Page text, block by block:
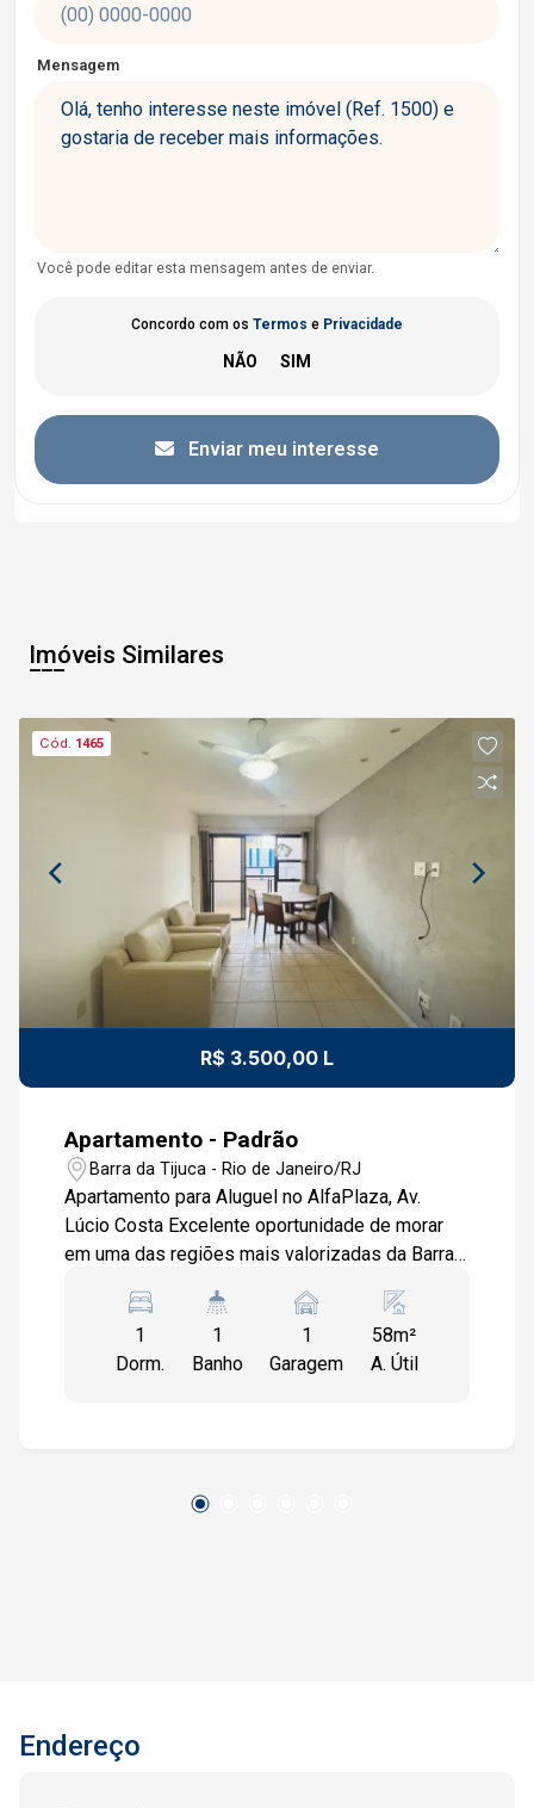
Mensagem
Você pode editar esta mensagem antes de enviar.
Concordo com os Termos e Privacidade
Enviar meu interesse
Imóveis Similares
Cód. 1465
R$ 3.500,00 L
Apartamento - Padrão
Barra da Tijuca - Rio de Janeiro/RJ
Apartamento para Aluguel no AlfaPlaza, Av.
Lúcio Costa Excelente oportunidade de morar
em uma das regiões mais valorizadas da Barra
58m² oferece conforto, praticidade e uma
localização estratégica, ideal para quem busca
qualidade de vida. O imóvel é composto por
com armários e área funcional no corredor com
destaques: situado na Av. Lúcio Costa, o imóvel
está a poucos passos da praia, permitindo
1
Dorm.
1
Banho
1
Garagem
58m²
A. Útil
Endereço